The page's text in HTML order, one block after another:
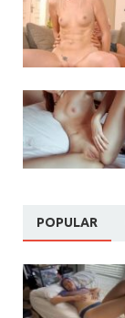
POPULAR